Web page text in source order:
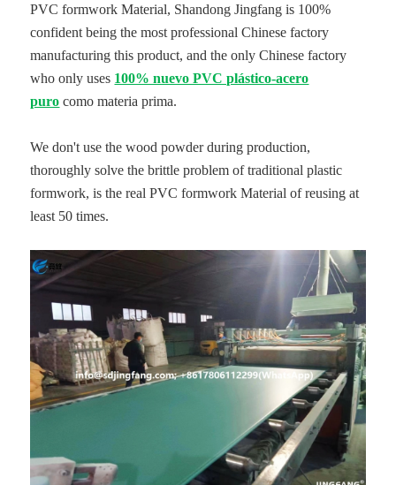
PVC formwork Material, Shandong Jingfang is 100%
confident being the most professional Chinese factory
manufacturing this product, and the only Chinese factory
who only uses 100% nuevo PVC plástico-acero
puro como materia prima.
We don't use the wood powder during production,
thoroughly solve the brittle problem of traditional plastic
formwork, is the real PVC formwork Material of reusing at
least 50 times.